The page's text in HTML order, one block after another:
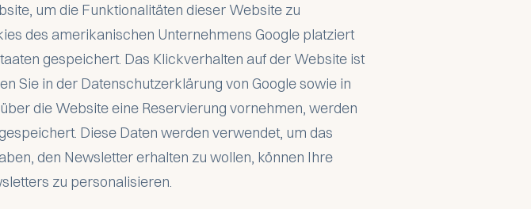
um die Funktionalitäten dieser Website zu
des amerikanischen Unternehmens Google platziert
gespeichert. Das Klickverhalten auf der Website ist
Sie in der Datenschutzerklärung von Google sowie in
die Website eine Reservierung vornehmen, werden
Diese Daten werden verwendet, um das
den Newsletter erhalten zu wollen, können Ihre
zu personalisieren.